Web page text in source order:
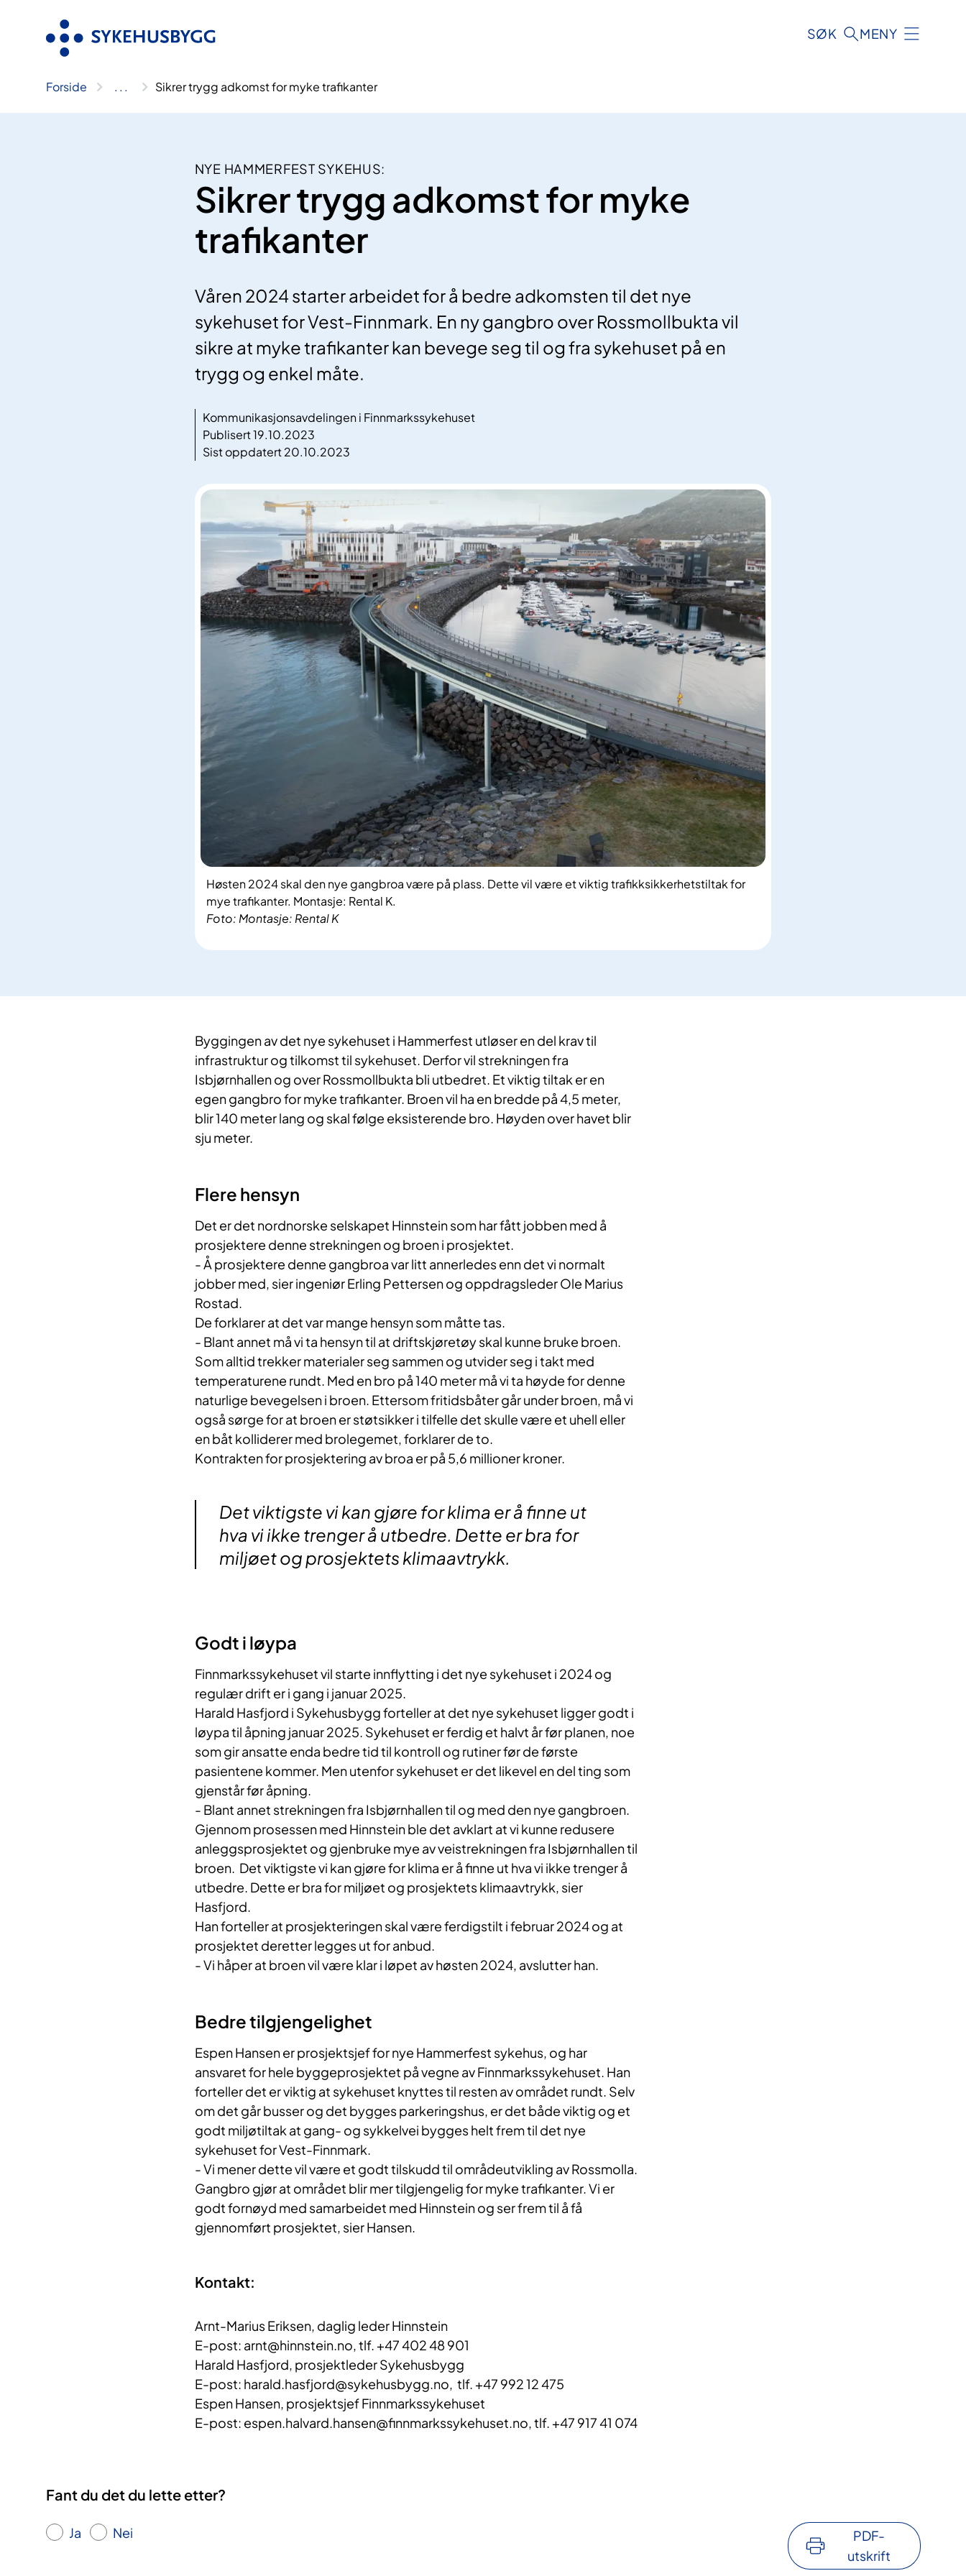
SØK MENY
Forside .. . Sikrer trygg adkomst for myke trafikanter
NYE HAMMERFEST SYKEHUS:
Sikrer trygg adkomst for myke
trafikanter
Våren 2024 starter arbeidet for å bedre adkomsten til det nye
sykehuset for Vest-Finnmark. En ny gangbro over Rossmollbukta vil
sikre at myke trafikanter kan bevege seg til og fra sykehuset på en
trygg og enkel måte.
Kommunikasjonsavdelingen i Finnmarkssykehuset
Publisert 19.10.2023
Sist oppdatert 20.10.2023
Foto: Montasje: Rental K
Høsten 2024 skal den nye gangbroa være på plass. Dette vil være et viktig trafikksikkerhetstiltak for
mye trafikanter. Montasje: Rental K.
Byggingen av det nye sykehuset i Hammerfest utløser en del krav til
infrastruktur og tilkomst til sykehuset. Derfor vil strekningen fra
Isbjørnhallen og over Rossmollbukta bli utbedret. Et viktig tiltak er en
egen gangbro for myke trafikanter. Broen vil ha en bredde på 4,5 meter,
blir 140 meter lang og skal følge eksisterende bro. Høyden over havet blir
sju meter.
Flere hensyn
Det er det nordnorske selskapet Hinnstein som har fått jobben med å
prosjektere denne strekningen og broen i prosjektet.
- Å prosjektere denne gangbroa var litt annerledes enn det vi normalt
jobber med, sier ingeniør Erling Pettersen og oppdragsleder Ole Marius
Rostad.
De forklarer at det var mange hensyn som måtte tas.
- Blant annet må vi ta hensyn til at driftskjøretøy skal kunne bruke broen.
Som alltid trekker materialer seg sammen og utvider seg i takt med
temperaturene rundt. Med en bro på 140 meter må vi ta høyde for denne
naturlige bevegelsen i broen. Ettersom fritidsbåter går under broen, må vi
også sørge for at broen er støtsikker i tilfelle det skulle være et uhell eller
en båt kolliderer med brolegemet, forklarer de to.
Kontrakten for prosjektering av broa er på 5,6 millioner kroner.
Det viktigste vi kan gjøre for klima er å finne ut
hva vi ikke trenger å utbedre. Dette er bra for
miljøet og prosjektets klimaavtrykk.
Godt i løypa
Finnmarkssykehuset vil starte innflytting i det nye sykehuset i 2024 og
regulær drift er i gang i januar 2025.
Harald Hasfjord i Sykehusbygg forteller at det nye sykehuset ligger godt i
løypa til åpning januar 2025. Sykehuset er ferdig et halvt år før planen, noe
som gir ansatte enda bedre tid til kontroll og rutiner før de første
pasientene kommer. Men utenfor sykehuset er det likevel en del ting som
gjenstår før åpning.
- Blant annet strekningen fra Isbjørnhallen til og med den nye gangbroen.
Gjennom prosessen med Hinnstein ble det avklart at vi kunne redusere
anleggsprosjektet og gjenbruke mye av veistrekningen fra Isbjørnhallen til
broen. Det viktigste vi kan gjøre for klima er å finne ut hva vi ikke trenger å
utbedre. Dette er bra for miljøet og prosjektets klimaavtrykk, sier
Hasfjord.
Han forteller at prosjekteringen skal være ferdigstilt i februar 2024 og at
prosjektet deretter legges ut for anbud.
- Vi håper at broen vil være klar i løpet av høsten 2024, avslutter han.
Bedre tilgjengelighet
Espen Hansen er prosjektsjef for nye Hammerfest sykehus, og har
ansvaret for hele byggeprosjektet på vegne av Finnmarkssykehuset. Han
forteller det er viktig at sykehuset knyttes til resten av området rundt. Selv
om det går busser og det bygges parkeringshus, er det både viktig og et
godt miljøtiltak at gang- og sykkelvei bygges helt frem til det nye
sykehuset for Vest-Finnmark.
- Vi mener dette vil være et godt tilskudd til områdeutvikling av Rossmolla.
Gangbro gjør at området blir mer tilgjengelig for myke trafikanter. Vi er
godt fornøyd med samarbeidet med Hinnstein og ser frem til å få
gjennomført prosjektet, sier Hansen.
Kontakt:
Arnt-Marius Eriksen, daglig leder Hinnstein
E-post: arnt@hinnstein.no, tlf. +47 402 48 901
Harald Hasfjord, prosjektleder Sykehusbygg
E-post: harald.hasfjord@sykehusbygg.no, tlf. +47 992 12 475
Espen Hansen, prosjektsjef Finnmarkssykehuset
E-post: espen.halvard.hansen@finnmarkssykehuset.no, tlf. +47 917 41 074
Fant du det du lette etter?
Ja Nei
PDF-
utskrift